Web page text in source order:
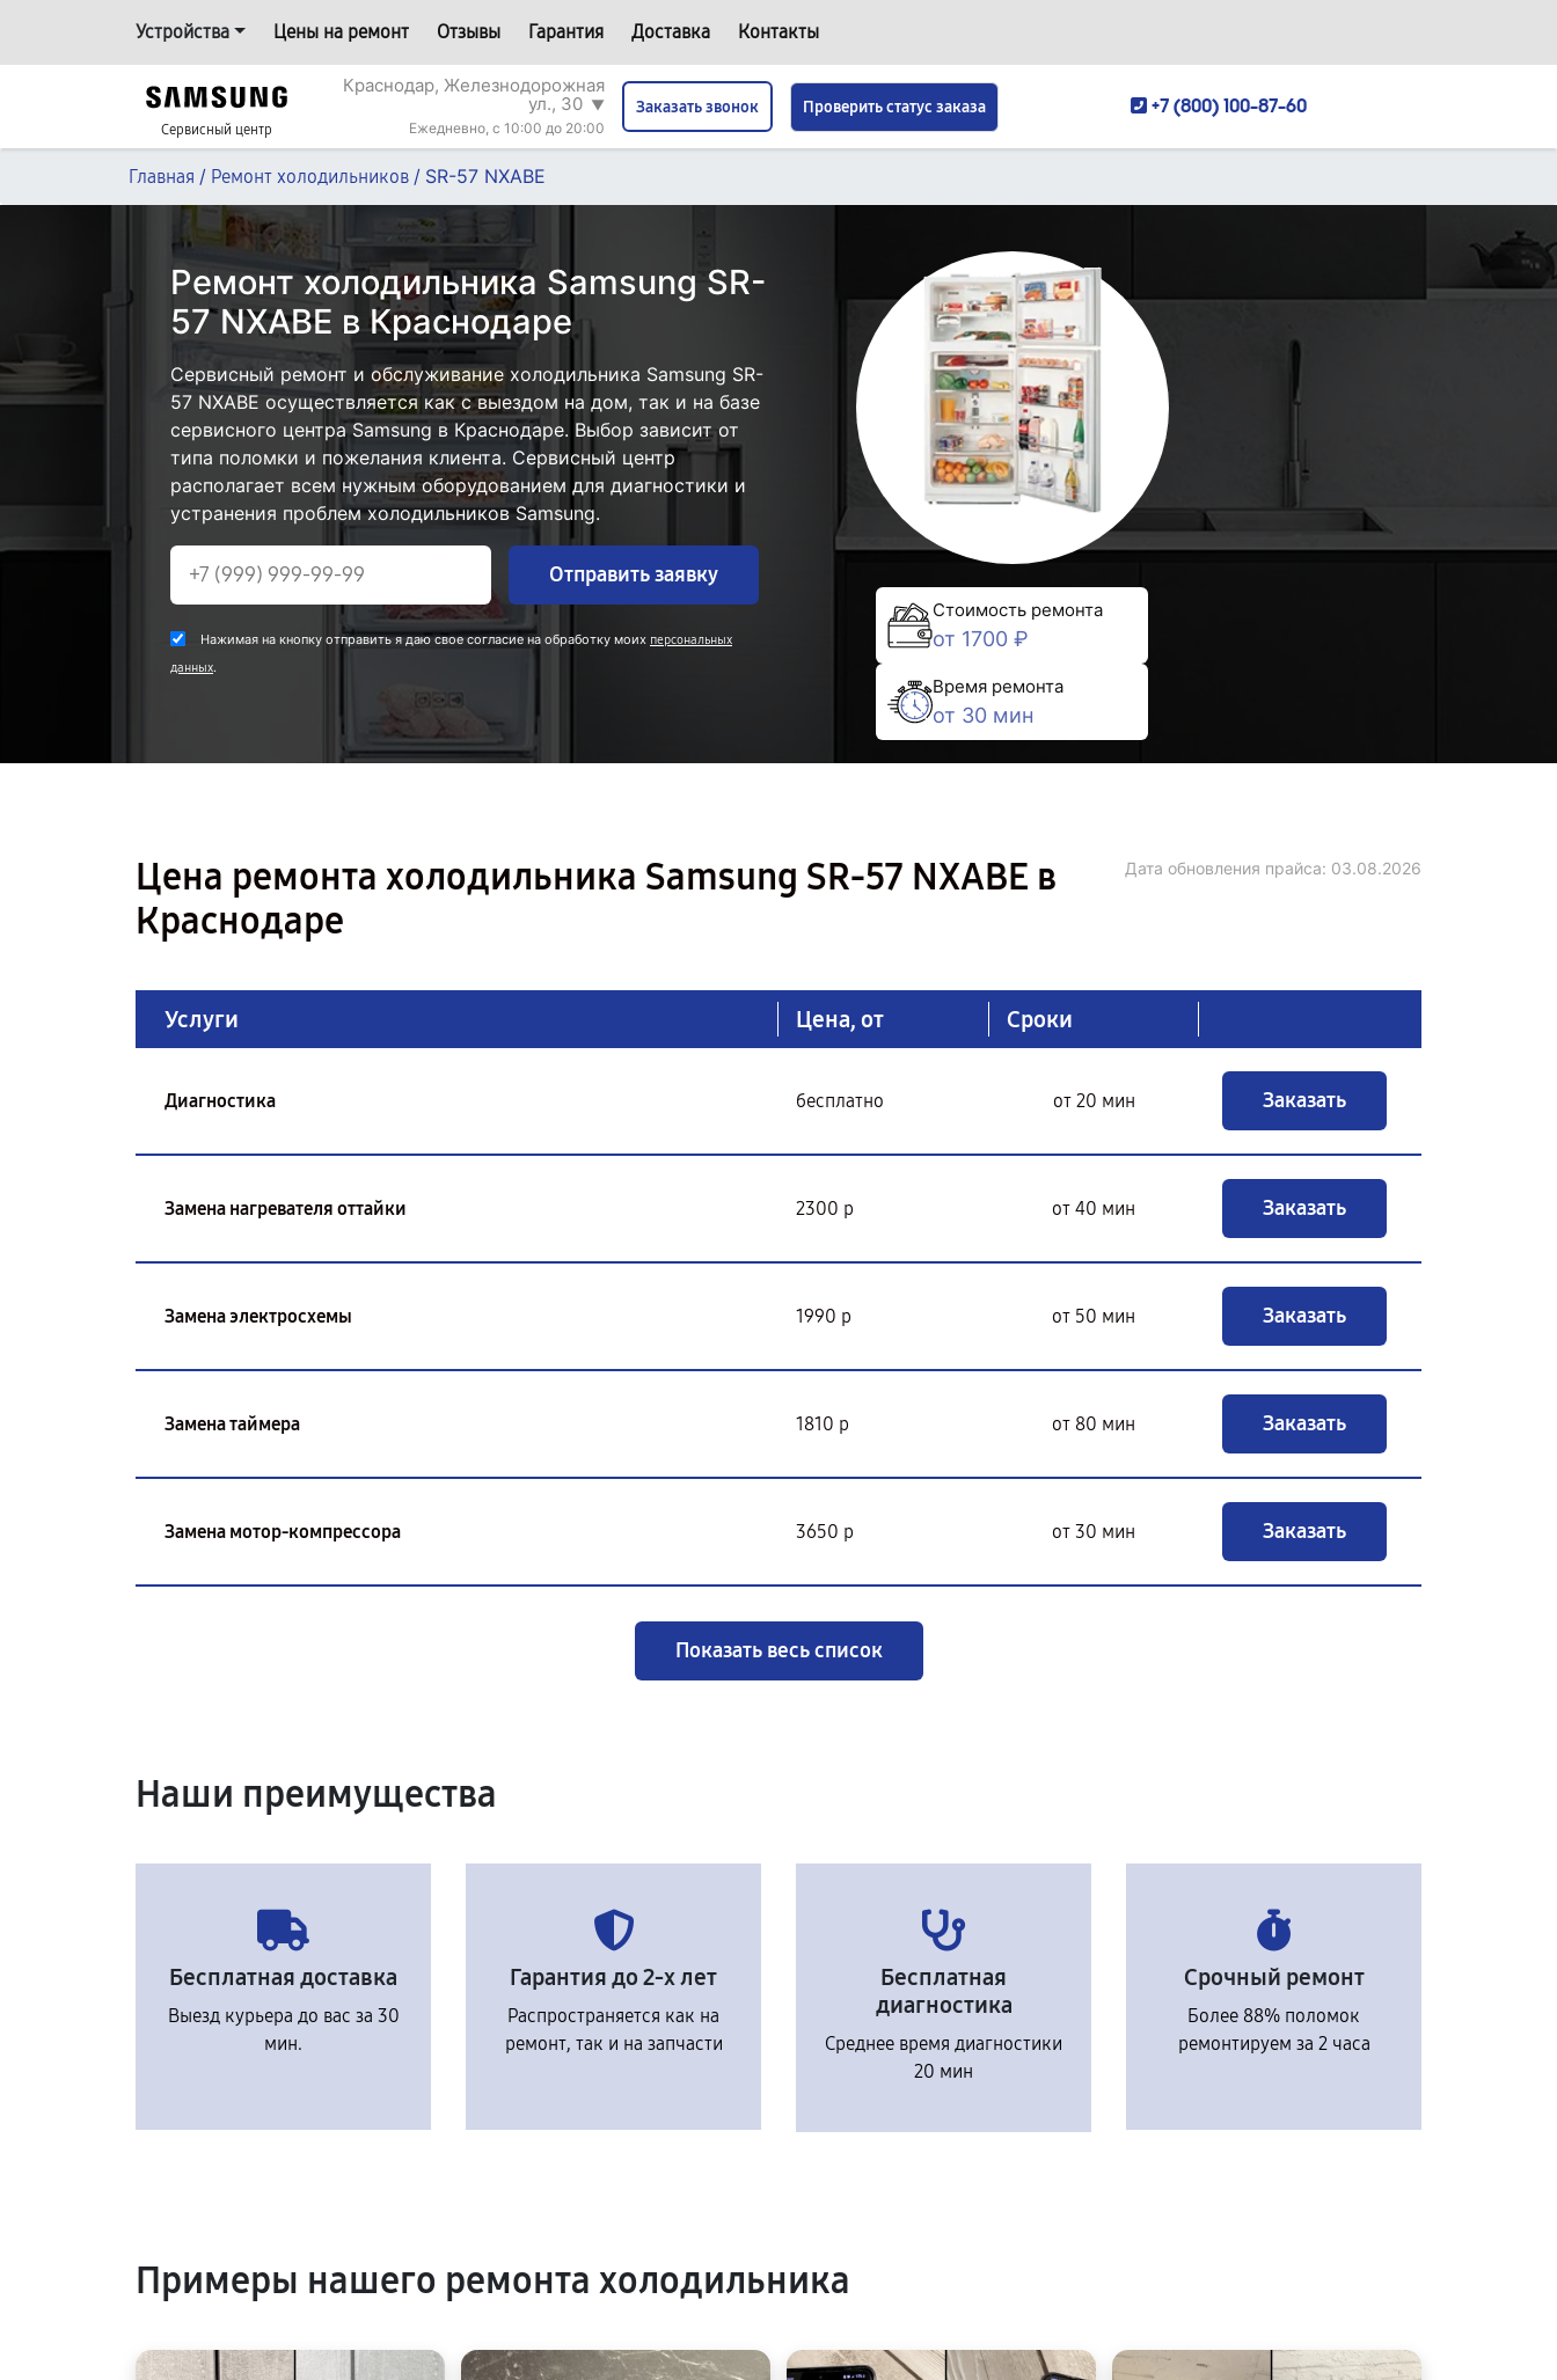
Устройства Цены на ремонт Отзывы Гарантия Доставка Контакты
Сервисный центр
Краснодар, Железнодорожная
ул., 30 ▼
Ежедневно, с 10:00 до 20:00
Заказать звонок Проверить статус заказа +7 (800) 100-87-60
Главная / Ремонт холодильников / SR-57 NXABE
Ремонт холодильника Samsung SR-
57 NXABE в Краснодаре
Сервисный ремонт и обслуживание холодильника Samsung SR-
57 NXABE осуществляется как с выездом на дом, так и на базе
сервисного центра Samsung в Краснодаре. Выбор зависит от
типа поломки и пожелания клиента. Сервисный центр
располагает всем нужным оборудованием для диагностики и
устранения проблем холодильников Samsung.
Отправить заявку
Нажимая на кнопку отправить я даю свое согласие на обработку моих персональных
данных.
Стоимость ремонта
от 1700 ₽
Время ремонта
от 30 мин
Цена ремонта холодильника Samsung SR-57 NXABE в
Краснодаре
Дата обновления прайса: 03.08.2026
Услуги Цена, от Сроки
Диагностика бесплатно от 20 мин Заказать
Замена нагревателя оттайки 2300 р от 40 мин Заказать
Замена электросхемы 1990 р от 50 мин Заказать
Замена таймера 1810 р от 80 мин Заказать
Замена мотор-компрессора 3650 р от 30 мин Заказать
Показать весь список
Наши преимущества
Бесплатная доставка
Выезд курьера до вас за 30
мин.
Гарантия до 2-х лет
Распространяется как на
ремонт, так и на запчасти
Бесплатная
диагностика
Среднее время диагностики
20 мин
Срочный ремонт
Более 88% поломок
ремонтируем за 2 часа
Примеры нашего ремонта холодильника